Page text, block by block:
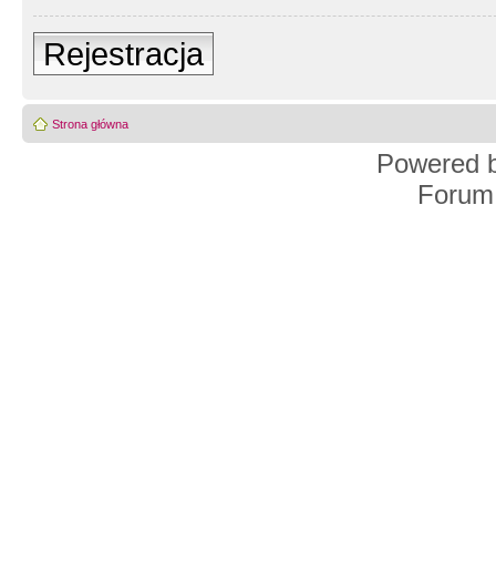
Rejestracja
Strona główna
Powered